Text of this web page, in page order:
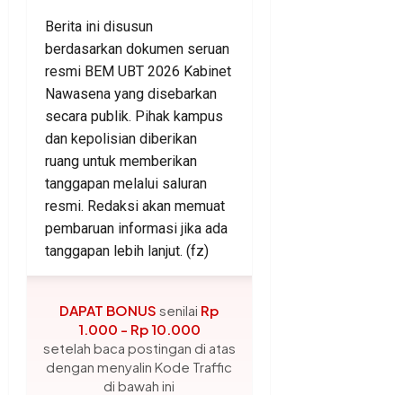
Berita ini disusun
berdasarkan dokumen seruan
resmi BEM UBT 2026 Kabinet
Nawasena yang disebarkan
secara publik. Pihak kampus
dan kepolisian diberikan
ruang untuk memberikan
tanggapan melalui saluran
resmi. Redaksi akan memuat
pembaruan informasi jika ada
tanggapan lebih lanjut. (fz)
DAPAT BONUS senilai Rp
1.000 - Rp 10.000
setelah baca postingan di atas
dengan menyalin Kode Traffic
di bawah ini